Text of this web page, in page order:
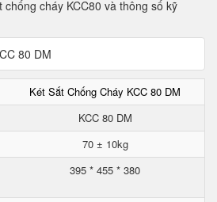
cháy KCC80 và thông số kỹ
Két Sắt Chống Cháy KCC 80 DM
KCC 80 DM
70 ± 10kg
395 * 455 * 380